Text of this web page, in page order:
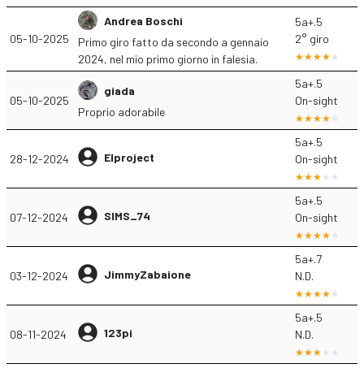
05-10-2025
Andrea Boschi
Primo giro fatto da secondo a gennaio
2024, nel mio primo giorno in falesia.
5a+.5
2° giro
05-10-2025
giada
Proprio adorabile
5a+.5
On-sight
28-12-2024 Elproject
5a+.5
On-sight
07-12-2024 SIMS_74
5a+.5
On-sight
03-12-2024 JimmyZabaione
5a+.7
N.D.
08-11-2024 123pi
5a+.5
N.D.